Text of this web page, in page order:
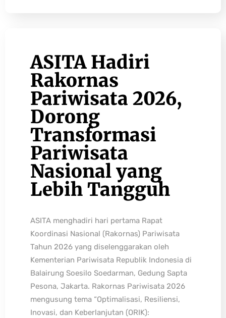
ASITA Hadiri
Rakornas
Pariwisata 2026,
Dorong
Transformasi
Pariwisata
Nasional yang
Lebih Tangguh
ASITA menghadiri hari pertama Rapat
Koordinasi Nasional (Rakornas) Pariwisata
Tahun 2026 yang diselenggarakan oleh
Kementerian Pariwisata Republik Indonesia di
Balairung Soesilo Soedarman, Gedung Sapta
Pesona, Jakarta. Rakornas Pariwisata 2026
mengusung tema “Optimalisasi, Resiliensi,
Inovasi, dan Keberlanjutan (ORIK):